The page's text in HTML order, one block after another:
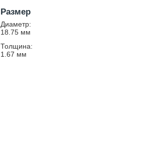
Размер
Диаметр:
18.75 мм
Толщина:
1.67 мм